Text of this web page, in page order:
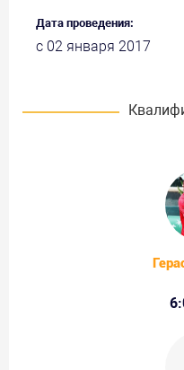
Дата проведения:
с 02 января 2017